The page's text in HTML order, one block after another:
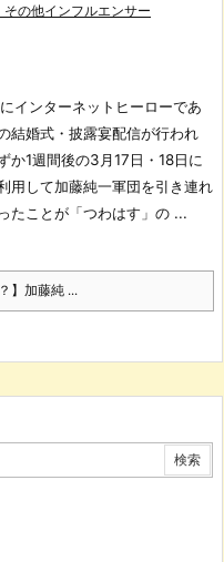
の他インフルエンサー
インターネットヒーローであ
結婚式・披露宴配信が行われ
か1週間後の3月17日・18日に
用して加藤純一軍団を引き連れ
たことが「つわはす」の ...
】加藤純 ...